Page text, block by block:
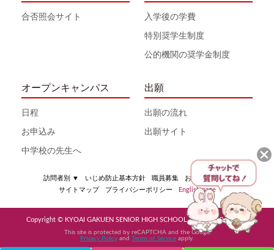
合否照会サイト 入学後の学費
特別奨学生制度
公的機関の奨学金制度
オープンキャンパス
日程
お申込み
中学校の先生へ
出願
出願の流れ
出願サイト
訪問者別 ▼ いじめ防止基本方針 職員募集
お問い合わせ
サイトマップ
プライバシーポリシー English page
Copyright © KYOAI GAKUEN SENIOR HIGH SCHOOL All Rights Reserved
This site is protected by reCAPTCHA and the Google
Privacy Policy and Terms of Service apply.